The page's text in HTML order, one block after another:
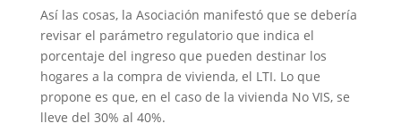
Así las cosas, la Asociación manifestó que se debería
revisar el parámetro regulatorio que indica el
porcentaje del ingreso que pueden destinar los
hogares a la compra de vivienda, el LTI. Lo que
propone es que, en el caso de la vivienda No VIS, se
lleve del 30% al 40%.